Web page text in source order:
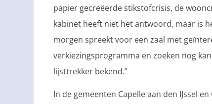
papier gecreëerde stikstofcrisis, de
kabinet heeft niet het antwoord, maar is
morgen spreekt voor een zaal met
verkiezingsprogramma en zoeken nog
lijsttrekker bekend.”
In de gemeenten Capelle aan den IJssel